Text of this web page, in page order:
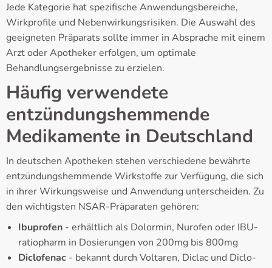
Jede Kategorie hat spezifische Anwendungsbereiche,
Wirkprofile und Nebenwirkungsrisiken. Die Auswahl des
geeigneten Präparats sollte immer in Absprache mit einem
Arzt oder Apotheker erfolgen, um optimale
Behandlungsergebnisse zu erzielen.
Häufig verwendete
entzündungshemmende
Medikamente in Deutschland
In deutschen Apotheken stehen verschiedene bewährte
entzündungshemmende Wirkstoffe zur Verfügung, die sich
in ihrer Wirkungsweise und Anwendung unterscheiden. Zu
den wichtigsten NSAR-Präparaten gehören:
Ibuprofen - erhältlich als Dolormin, Nurofen oder IBU-
ratiopharm in Dosierungen von 200mg bis 800mg
Diclofenac - bekannt durch Voltaren, Diclac und Diclo-